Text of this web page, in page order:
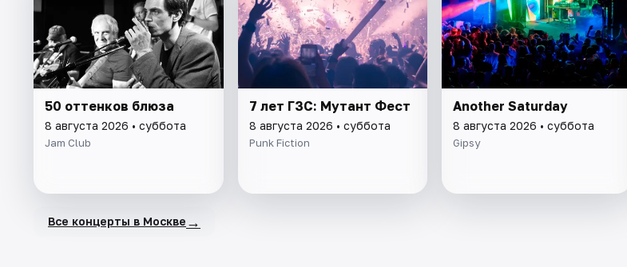
50 оттенков блюза
8 августа 2026 • суббота
Jam Club
7 лет ГЗС: Мутант Фест
8 августа 2026 • суббота
Punk Fiction
Another Saturday
8 августа 2026 • суббота
Gipsy
Все концерты в Москве →